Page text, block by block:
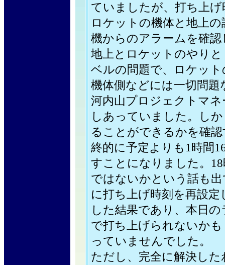
ていましたが、打ち上
ロケットの機体と地上
機からのアラームを確
地上とロケットのやり
ベルの問題で、ロケッ
機体側などには一切問
河内山プロジェクトマ
しあっていました。し
ることができるかを確
終的に予定よりも1時間
すことになりました。
ではないかという話も
に打ち上げ時刻を再設
した結果であり、本日
で打ち上げられないか
っていませんでした。
ただし、完全に解決し